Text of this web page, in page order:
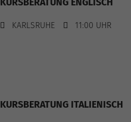
KARLSRUHE 11:00 UHR
KURSBERATUNG ITALIENISCH